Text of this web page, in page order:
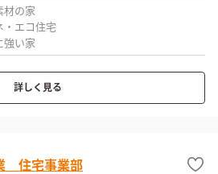
材の家
・エコ住宅
強い家
詳しく見る
住宅事業部